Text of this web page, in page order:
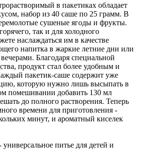
в пакетиках обладает
набор из 40 саше по 25 грамм. В
сушеные ягоды и фрукты.
так и для холодного
наслаждаться им в качестве
напитка в жаркие летние дни или
Благодаря специальной
продукт стал более удобным и
пакетик-саше содержит уже
которую нужно лишь высыпать в
помешивании добавить 130 мл
до полного растворения. Теперь
времени для приготовления -
минут, и ароматный киселек
питье для детей и